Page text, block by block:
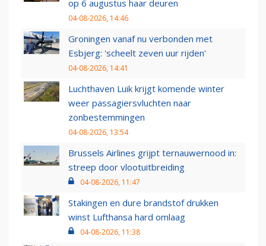
op 6 augustus haar deuren
04-08-2026, 14:46
Groningen vanaf nu verbonden met
Esbjerg: 'scheelt zeven uur rijden'
04-08-2026, 14:41
Luchthaven Luik krijgt komende winter
weer passagiersvluchten naar
zonbestemmingen
04-08-2026, 13:54
Brussels Airlines grijpt ternauwernood in:
streep door vlootuitbreiding
04-08-2026, 11:47
Stakingen en dure brandstof drukken
winst Lufthansa hard omlaag
04-08-2026, 11:38